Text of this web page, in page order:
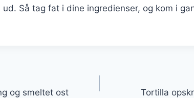
Så tag fat i dine ingredienser, og kom i
og smeltet ost Tortilla